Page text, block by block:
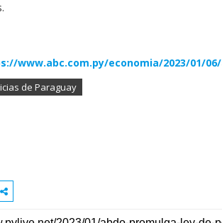
www.abc.com.py/economia/2023/01/
de Paraguay